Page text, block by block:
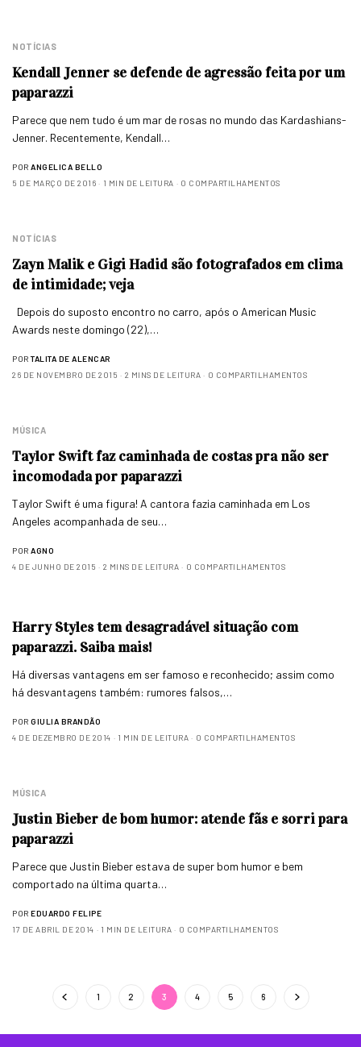
NOTÍCIAS
Kendall Jenner se defende de agressão feita por um
paparazzi
Parece que nem tudo é um mar de rosas no mundo das Kardashians-
Jenner. Recentemente, Kendall…
POR ANGELICA BELLO
5 DE MARÇO DE 2016
1 MIN DE LEITURA 0 COMPARTILHAMENTOS
NOTÍCIAS
Zayn Malik e Gigi Hadid são fotografados em clima
de intimidade; veja
Depois do suposto encontro no carro, após o American Music
Awards neste domingo (22),…
POR TALITA DE ALENCAR
26 DE NOVEMBRO DE 2015
2 MINS DE LEITURA 0 COMPARTILHAMENTOS
MÚSICA
Taylor Swift faz caminhada de costas pra não ser
incomodada por paparazzi
Taylor Swift é uma figura! A cantora fazia caminhada em Los
Angeles acompanhada de seu…
POR AGNO
4 DE JUNHO DE 2015
2 MINS DE LEITURA 0 COMPARTILHAMENTOS
Harry Styles tem desagradável situação com
paparazzi. Saiba mais!
Há diversas vantagens em ser famoso e reconhecido; assim como
há desvantagens também: rumores falsos,…
POR GIULIA BRANDÃO
4 DE DEZEMBRO DE 2014
1 MIN DE LEITURA 0 COMPARTILHAMENTOS
MÚSICA
Justin Bieber de bom humor: atende fãs e sorri para
paparazzi
Parece que Justin Bieber estava de super bom humor e bem
comportado na última quarta…
POR EDUARDO FELIPE
17 DE ABRIL DE 2014
1 MIN DE LEITURA 0 COMPARTILHAMENTOS
1 2 3 4 5 6